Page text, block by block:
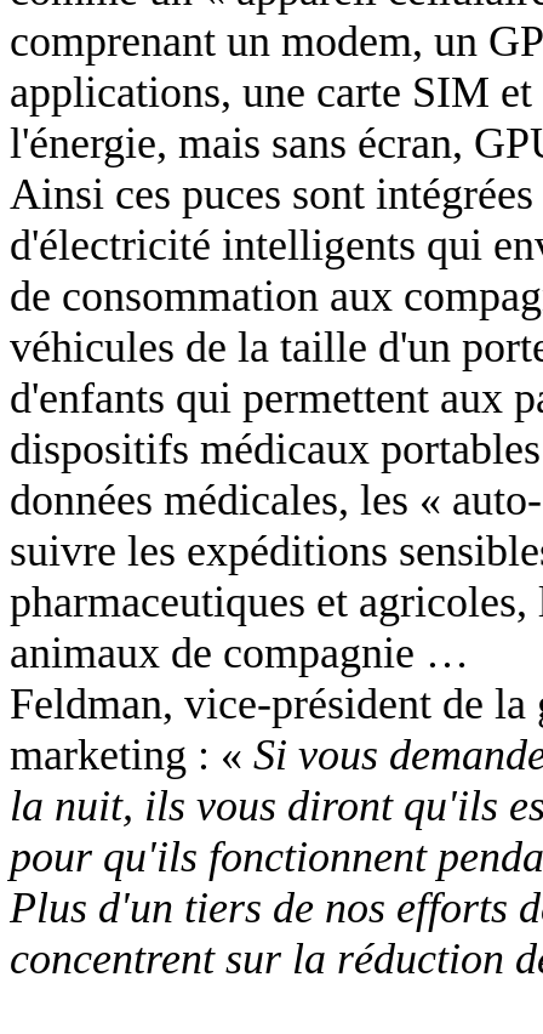
comprenant un modem, un
applications, une carte SIM
l'énergie, mais sans écran,
Ainsi ces puces sont
d'électricité intelligents qui
de consommation aux
véhicules de la taille d'un
d'enfants qui permettent aux
dispositifs médicaux
données médicales, les «
suivre les expéditions
pharmaceutiques et
animaux de compagnie …
Feldman, vice-président de
marketing : « Si vous
la nuit, ils vous diront qu'ils
pour qu'ils fonctionnent
Plus d'un tiers de nos efforts
concentrent sur la réduction